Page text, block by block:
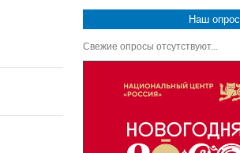
Наш опрос
Свежие опросы отсутствуют...